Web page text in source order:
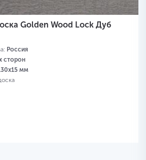
Golden Wood Lock Дуб
Россия
сторон
мм